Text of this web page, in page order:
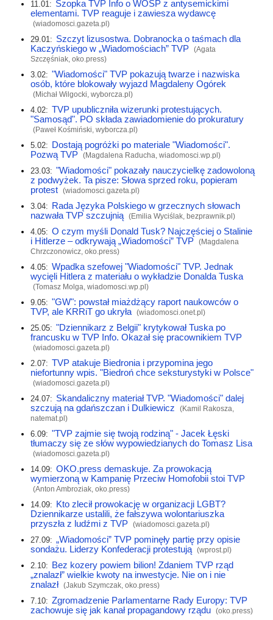
11.01: Szopka TVP Info o WOŚP z antysemickimi
elementami. TVP reaguje i zawiesza wydawcę
(wiadomosci.gazeta.pl)
29.01: Szczyt lizusostwa. Dobranocka o taśmach dla
Kaczyńskiego w „Wiadomościach” TVP (Agata
Szczęśniak, oko.press)
3.02: "Wiadomości" TVP pokazują twarze i nazwiska
osób, które blokowały wyjazd Magdaleny Ogórek
(Michał Wilgocki, wyborcza.pl)
4.02: TVP upubliczniła wizerunki protestujących.
"Samosąd". PO składa zawiadomienie do prokuratury
(Paweł Kośmiński, wyborcza.pl)
5.02: Dostają pogróżki po materiale "Wiadomości".
Pozwą TVP (Magdalena Raducha, wiadomosci.wp.pl)
23.03: "Wiadomości" pokazały nauczycielkę zadowoloną
z podwyżek. Ta pisze: Słowa sprzed roku, popieram
protest (wiadomosci.gazeta.pl)
3.04: Rada Języka Polskiego w grzecznych słowach
nazwała TVP szczujnią (Emilia Wyciślak, bezprawnik.pl)
4.05: O czym myśli Donald Tusk? Najczęściej o Stalinie
i Hitlerze – odkrywają „Wiadomości” TVP (Magdalena
Chrzczonowicz, oko.press)
4.05: Wpadka szefowej "Wiadomości" TVP. Jednak
wycięli Hitlera z materiału o wykładzie Donalda Tuska
(Tomasz Molga, wiadomosci.wp.pl)
9.05: "GW": powstał miażdżący raport naukowców o
TVP, ale KRRiT go ukryła (wiadomosci.onet.pl)
25.05: "Dziennikarz z Belgii" krytykował Tuska po
francusku w TVP Info. Okazał się pracownikiem TVP
(wiadomosci.gazeta.pl)
2.07: TVP atakuje Biedronia i przypomina jego
niefortunny wpis. "Biedroń chce seksturystyki w Polsce"
(wiadomosci.gazeta.pl)
24.07: Skandaliczny materiał TVP. "Wiadomości" dalej
szczują na gdańszczan i Dulkiewicz
(Kamil Rakosza,
natemat.pl)
6.09: "TVP zajmie się twoją rodziną" - Jacek Łęski
tłumaczy się ze słów wypowiedzianych do Tomasz Lisa
(wiadomosci.gazeta.pl)
14.09: OKO.press demaskuje. Za prowokacją
wymierzoną w Kampanię Przeciw Homofobii stoi TVP
(Anton Ambroziak, oko.press)
14.09: Kto zlecił prowokację w organizacji LGBT?
Dziennikarze ustalili, że fałszywa wolontariuszka
przyszła z ludźmi z TVP (wiadomosci.gazeta.pl)
27.09: „Wiadomości” TVP pominęły partię przy opisie
sondażu. Liderzy Konfederacji protestują (wprost.pl)
2.10: Bez kozery powiem bilion! Zdaniem TVP rząd
„znalazł” wielkie kwoty na inwestycje. Nie on i nie
znalazł (Jakub Szymczak, oko.press)
7.10: Zgromadzenie Parlamentarne Rady Europy: TVP
zachowuje się jak kanał propagandowy rządu (oko.press)